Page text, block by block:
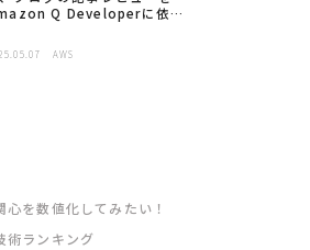
Q Developerに依頼
AWS
心を数値化してみたい！
術ランキング